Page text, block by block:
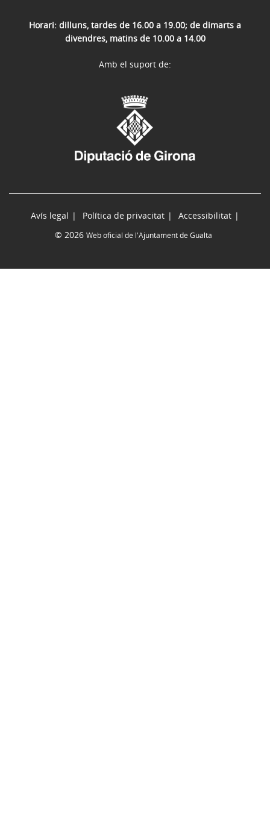
Horari: dilluns, tardes de 16.00 a 19.00; de dimarts a
divendres, matins de 10.00 a 14.00
Avís legal Política de privacitat
Accessibilitat
© 2026 Web oficial de l'Ajuntament de Gualta
Amb el suport de: